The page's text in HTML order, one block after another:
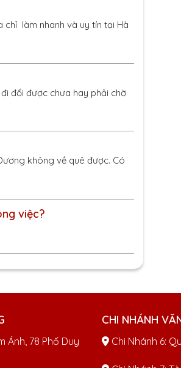
chỉ làm nhanh và uy tín tại Hà
đổi được chưa hay phải chờ
không về quê được. Có
việc?
Ánh, 78 Phố Duy
CHI NHÁNH
Chi Nhánh 6: